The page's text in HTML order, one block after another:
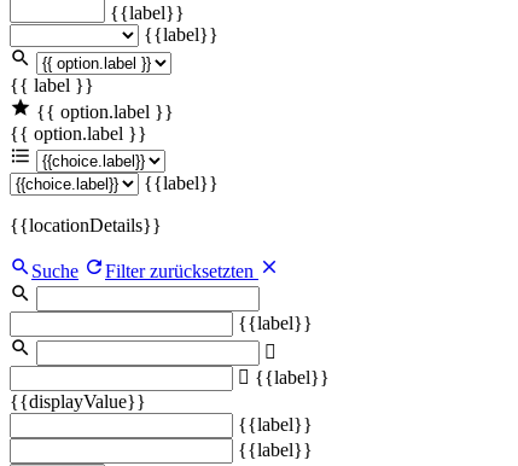
{{label}}
{{label}}
{{ label }}
{{ option.label }}
{{ option.label }}
{{label}}
{{locationDetails}}
Suche Filter zurücksetzten
{{label}}
{{label}}
{{displayValue}}
{{label}}
{{label}}